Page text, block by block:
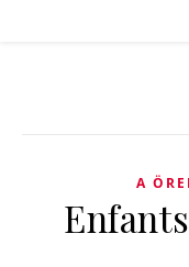
A